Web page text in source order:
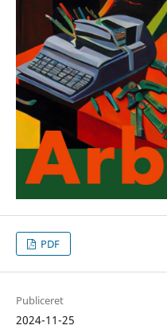
PDF
Publiceret
2024-11-25